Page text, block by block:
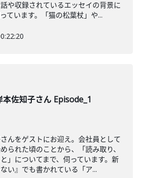
話や収録されているエッセイの背景に
ています。「猫の松葉杖」や...
本佐知子さん Episode_1
んをゲストにお迎え。会社員として
られた頃のことから、「読み取り、
」についてまで、伺っています。新
い』でも書かれている「ア...